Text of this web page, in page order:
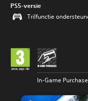
PS5-versie
Trilfunctie
In-Game